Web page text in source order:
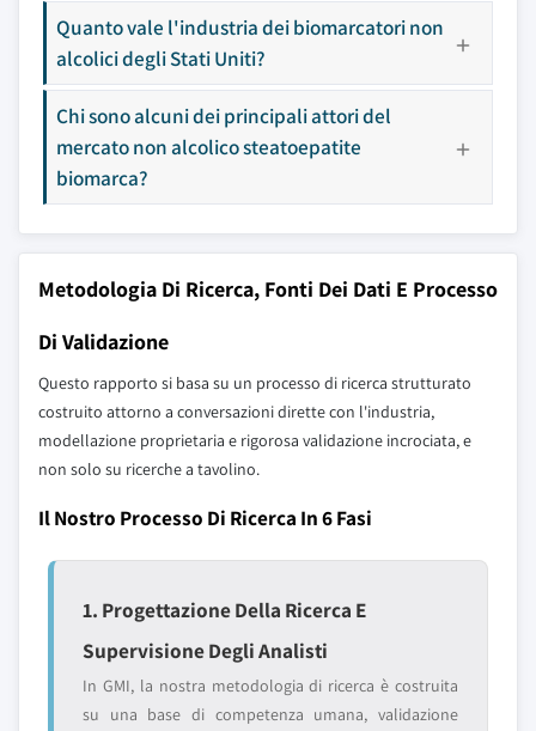
Quanto vale l'industria dei biomarcatori non
alcolici degli Stati Uniti?
Chi sono alcuni dei principali attori del
mercato non alcolico steatoepatite
biomarca?
Metodologia Di Ricerca, Fonti Dei Dati E Processo
Di Validazione
Questo rapporto si basa su un processo di ricerca strutturato
costruito attorno a conversazioni dirette con l'industria,
modellazione proprietaria e rigorosa validazione incrociata, e
non solo su ricerche a tavolino.
Il Nostro Processo Di Ricerca In 6 Fasi
1. Progettazione Della Ricerca E
Supervisione Degli Analisti
In GMI, la nostra metodologia di ricerca è costruita
su una base di competenza umana, validazione